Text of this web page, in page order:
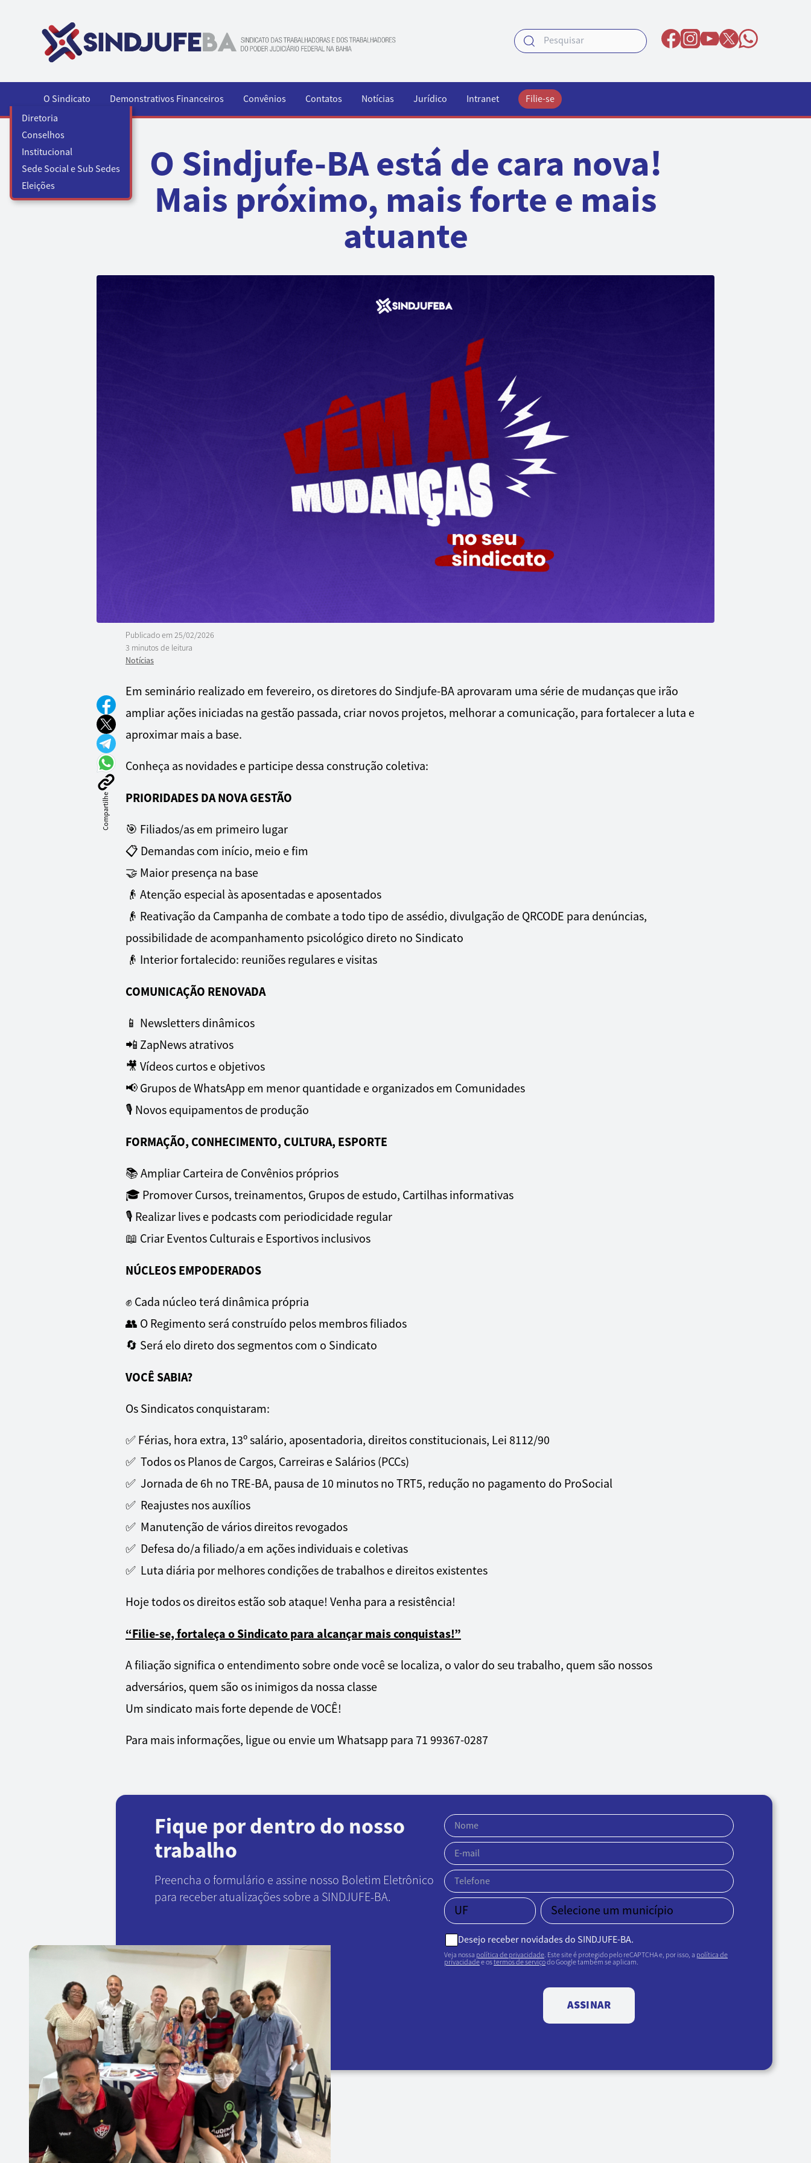
O Sindicato
Diretoria
Conselhos
Institucional
Sede Social e Sub Sedes
Eleições
Demonstrativos Financeiros Convênios Contatos Notícias Jurídico Intranet Filie-se
O Sindjufe-BA está de cara nova!
Mais próximo, mais forte e mais
atuante
Publicado em25/02/2026
3 minutos de leitura
Notícias
Compartilhe
Em seminário realizado em fevereiro, os diretores do Sindjufe-BA aprovaram uma série de mudanças que irão
ampliar ações iniciadas na gestão passada, criar novos projetos, melhorar a comunicação, para fortalecer a luta e
aproximar mais a base.
Conheça as novidades e participe dessa construção coletiva:
PRIORIDADES DA NOVA GESTÃO
🎯 Filiados/as em primeiro lugar
📋 Demandas com início, meio e fim
🤝 Maior presença na base
👴 Atenção especial às aposentadas e aposentados
👴 Reativação da Campanha de combate a todo tipo de assédio, divulgação de QRCODE para denúncias,
possibilidade de acompanhamento psicológico direto no Sindicato
👴 Interior fortalecido: reuniões regulares e visitas
COMUNICAÇÃO RENOVADA
📱 Newsletters dinâmicos
📲 ZapNews atrativos
🎥 Vídeos curtos e objetivos
📢 Grupos de WhatsApp em menor quantidade e organizados em Comunidades
🎙 Novos equipamentos de produção
FORMAÇÃO, CONHECIMENTO, CULTURA, ESPORTE
📚 Ampliar Carteira de Convênios próprios
🎓 Promover Cursos, treinamentos, Grupos de estudo, Cartilhas informativas
🎙 Realizar lives e podcasts com periodicidade regular
📖 Criar Eventos Culturais e Esportivos inclusivos
NÚCLEOS EMPODERADOS
✊ Cada núcleo terá dinâmica própria
👥 O Regimento será construído pelos membros filiados
🔄 Será elo direto dos segmentos com o Sindicato
VOCÊ SABIA?
Os Sindicatos conquistaram:
✅ Férias, hora extra, 13º salário, aposentadoria, direitos constitucionais, Lei 8112/90
✅ Todos os Planos de Cargos, Carreiras e Salários (PCCs)
✅ Jornada de 6h no TRE-BA, pausa de 10 minutos no TRT5, redução no pagamento do ProSocial
✅ Reajustes nos auxílios
✅ Manutenção de vários direitos revogados
✅ Defesa do/a filiado/a em ações individuais e coletivas
✅ Luta diária por melhores condições de trabalhos e direitos existentes
Hoje todos os direitos estão sob ataque! Venha para a resistência!
“Filie-se, fortaleça o Sindicato para alcançar mais conquistas!”
A filiação significa o entendimento sobre onde você se localiza, o valor do seu trabalho, quem são nossos
adversários, quem são os inimigos da nossa classe
Um sindicato mais forte depende de VOCÊ!
Para mais informações, ligue ou envie um Whatsapp para 71 99367-0287
Fique por dentro do nosso
trabalho
Preencha o formulário e assine nosso Boletim Eletrônico
para receber atualizações sobre a SINDJUFE-BA.
Desejo receber novidades do SINDJUFE-BA.
Veja nossa política de privacidade . Este site é protegido pelo reCAPTCHA e, por isso, a política de
privacidadee ostermos de serviçodo Google também se aplicam.
ASSINAR